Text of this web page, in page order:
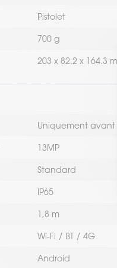
Pistolet
700 g
203 x 82.2 x 164.3
Uniquement avant
13MP
Standard
IP65
1,8 m
Wi-Fi BT 4G
Android